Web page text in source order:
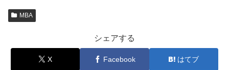
MBA
シェアする
X Facebook はてブ